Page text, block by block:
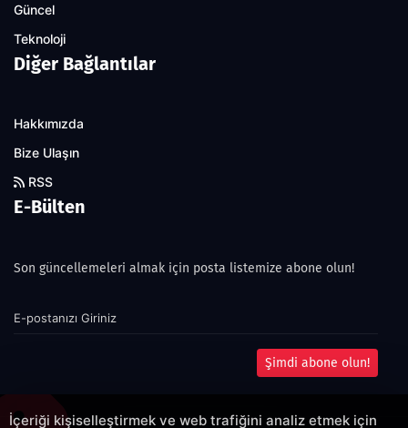
Güncel
Teknoloji
Diğer Bağlantılar
Hakkımızda
Bize Ulaşın
RSS
E-Bülten
Son güncellemeleri almak için posta listemize abone olun!
Şimdi abone olun!
İçeriği kişiselleştirmek ve web trafiğini analiz etmek için